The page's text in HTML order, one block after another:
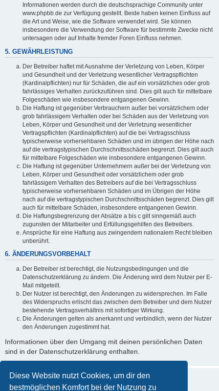
Diese Website nutzt Cookies, um dir den
bestmöglichen Komfort bei der Nutzung zu
Informationen werden durch die deutschsprachige Community unter
www.phpbb.de zur Verfügung gestellt. Beide haben keinen Einfluss auf
die Art und Weise, wie die Software verwendet wird. Sie können
insbesondere die Verwendung der Software für bestimmte Zwecke nicht
untersagen oder auf Inhalte fremder Foren Einfluss nehmen.
5. GEWÄHRLEISTUNG
Der Betreiber haftet mit Ausnahme der Verletzung von Leben, Körper
und Gesundheit und der Verletzung wesentlicher Vertragspflichten
(Kardinalpflichten) nur für Schäden, die auf ein vorsätzliches oder grob
fahrlässiges Verhalten zurückzuführen sind. Dies gilt auch für mittelbare
Folgeschäden wie insbesondere entgangenen Gewinn.
Die Haftung ist gegenüber Verbrauchern außer bei vorsätzlichem oder
grob fahrlässigem Verhalten oder bei Schäden aus der Verletzung von
Leben, Körper und Gesundheit und der Verletzung wesentlicher
Vertragspflichten (Kardinalpflichten) auf die bei Vertragsschluss
typischerweise vorhersehbaren Schäden und im übrigen der Höhe nach
auf die vertragstypischen Durchschnittsschäden begrenzt. Dies gilt auch
für mittelbare Folgeschäden wie insbesondere entgangenen Gewinn.
Die Haftung ist gegenüber Unternehmern außer bei der Verletzung von
Leben, Körper und Gesundheit oder vorsätzlichem oder grob
fahrlässigem Verhalten des Betreibers auf die bei Vertragsschluss
typischerweise vorhersehbaren Schäden und im Übrigen der Höhe
nach auf die vertragstypischen Durchschnittsschäden begrenzt. Dies gilt
auch für mittelbare Schäden, insbesondere entgangenen Gewinn.
Die Haftungsbegrenzung der Absätze a bis c gilt sinngemäß auch
zugunsten der Mitarbeiter und Erfüllungsgehilfen des Betreibers.
Ansprüche für eine Haftung aus zwingendem nationalem Recht bleiben
unberührt.
6. ÄNDERUNGSVORBEHALT
Der Betreiber ist berechtigt, die Nutzungsbedingungen und die
Datenschutzerklärung zu ändern. Die Änderung wird dem Nutzer per E-
Mail mitgeteilt.
Der Nutzer ist berechtigt, den Änderungen zu widersprechen. Im Falle
des Widerspruchs erlischt das zwischen dem Betreiber und dem Nutzer
bestehende Vertragsverhältnis mit sofortiger Wirkung.
Die Änderungen gelten als anerkannt und verbindlich, wenn der Nutzer
den Änderungen zugestimmt hat.
Informationen über den Umgang mit deinen persönlichen Daten
sind in der Datenschutzerklärung enthalten.